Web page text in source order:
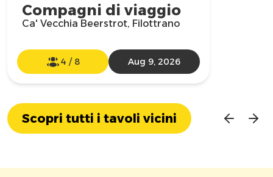
Compagni di viaggio
Ca' Vecchia Beerstrot, Filottrano
4 / 8 Aug 9, 2026
Scopri tutti i tavoli vicini